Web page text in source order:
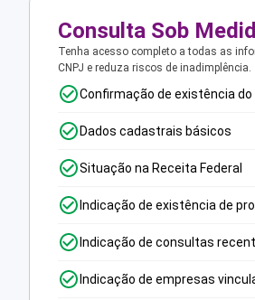
Consulta Sob
Tenha acesso completo a todas as
CNPJ e reduza riscos de inadimplência.
Confirmação de existência do
Dados cadastrais básicos
Situação na Receita Federal
Indicação de existência de
Indicação de consultas
Indicação de empresas